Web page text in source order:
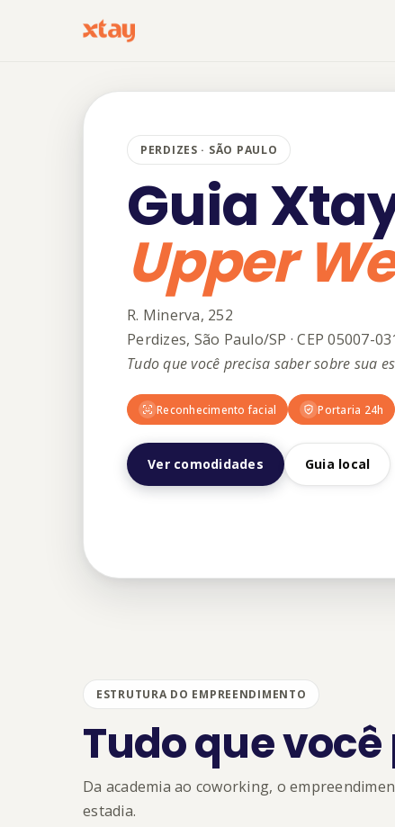
PERDIZES · SÃO PAULO
Guia
Upper
R. Minerva, 252
Perdizes, São Paulo/SP · CEP 05007-
Tudo que você precisa saber sobre sua
Reconhecimento facial Portaria 24h
Ver comodidades Guia local
ESTRUTURA DO EMPREENDIMENTO
Tudo que
Da academia ao coworking, o
estadia.